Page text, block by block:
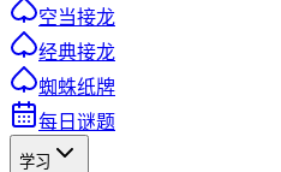
空当接龙
经典接龙
蜘蛛纸牌
每日谜题
学习